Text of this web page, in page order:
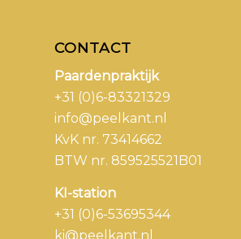
CONTACT
Paardenpraktijk
+31 (0)6-83321329
info@peelkant.nl
KvK nr. 73414662
BTW nr. 859525521B01
KI-station
+31 (0)6-53695344
ki@peelkant.nl